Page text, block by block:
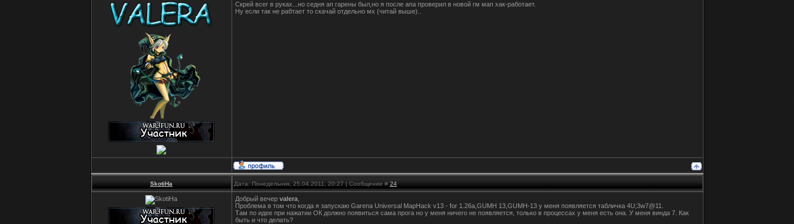
Скрей всег в руках...но седня ап гарены был,но я после апа проверил в новой гм мап хак-работает.
Ну если так не рабтает то скачай отдельно мх (читай выше)..
SkotiHa Дата: Понедельник, 25.04.2011, 20:27 | Сообщение # 24
Добрый вечер valera,
Проблема в том что когда я запускаю Garena Universal MapHack v13 - for 1.26a,GUMH 13,GUMH-13у меня появляется табличка 4U;3w7@11.
Там по идее при нажатии ОК должно появиться сама прога но у меня ничего не появляется, только в процессах у меня есть она. У меня винда 7. Как
быть и что делать?